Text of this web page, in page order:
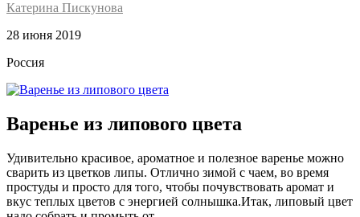
Катерина Пискунова
28 июня 2019
Россия
Варенье из липового цвета
Удивительно красивое, ароматное и полезное варенье можно
сварить из цветков липы. Отлично зимой с чаем, во время
простуды и просто для того, чтобы почувствовать аромат и
вкус теплых цветов с энергией солнышка.Итак, липовый цвет